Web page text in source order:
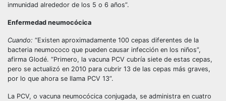
inmunidad alrededor de los 5 o 6 años”.
Enfermedad neumocócica
Cuando: “Existen aproximadamente 100 cepas diferentes de la
bacteria neumococo que pueden causar infección en los niños”,
afirma Glodé. “Primero, la vacuna PCV cubría siete de estas cepas,
pero se actualizó en 2010 para cubrir 13 de las cepas más graves,
por lo que ahora se llama PCV 13”.
La PCV, o vacuna neumocócica conjugada, se administra en cuatro